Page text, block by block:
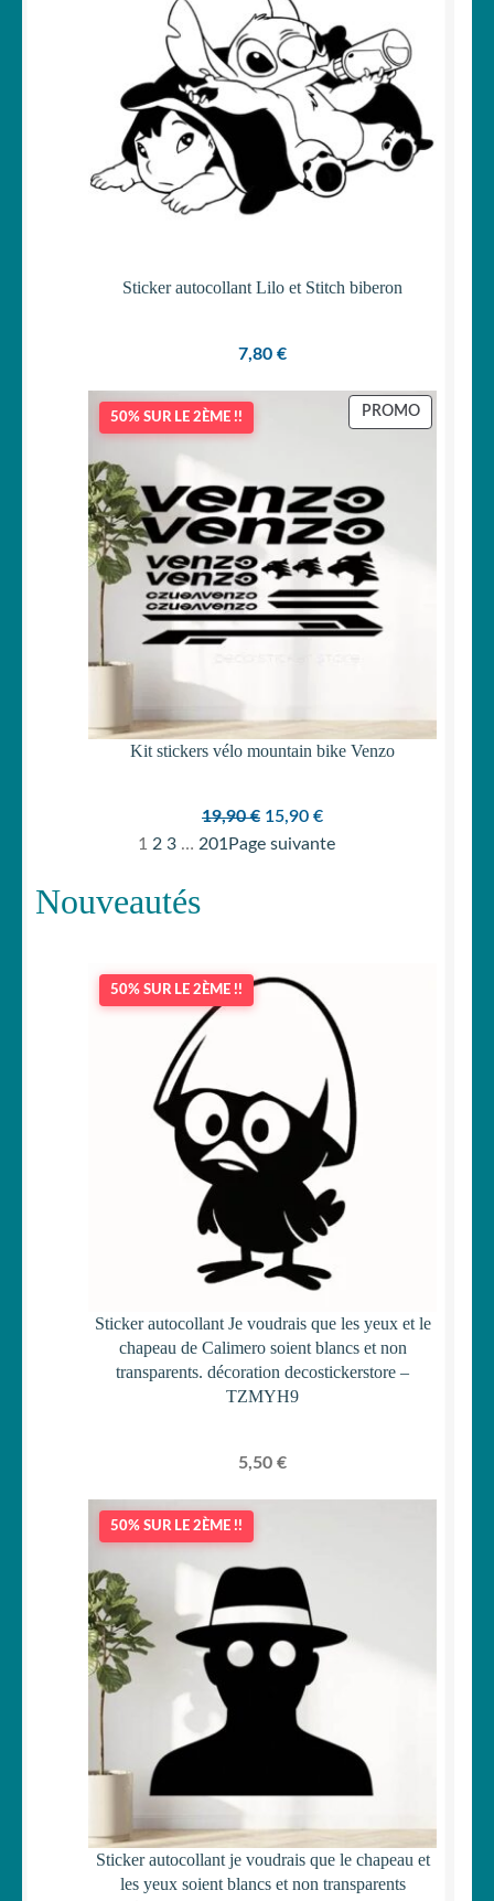
Sticker autocollant Lilo et Stitch biberon
7,80 €
50% SUR LE 2ÈME !! PROMOPRODUIT
Kit stickers vélo mountain bike Venzo
19,90€ Le
prix
15,90 €Le
prix
1 2 3 … 201Page suivante
Nouveautés
50% SUR LE 2ÈME !!
Sticker autocollant Je voudrais que les yeux et le
chapeau de Calimero soient blancs et non
transparents. décoration decostickerstore –
TZMYH9
5,50 €
50% SUR LE 2ÈME !!
Sticker autocollant je voudrais que le chapeau et
les yeux soient blancs et non transparents